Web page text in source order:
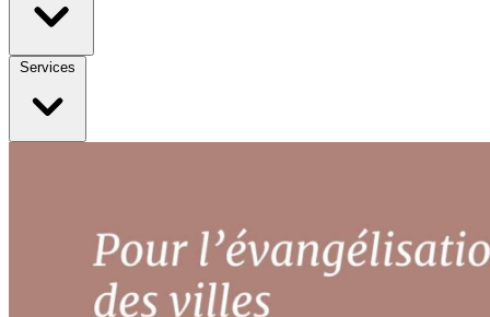
Services